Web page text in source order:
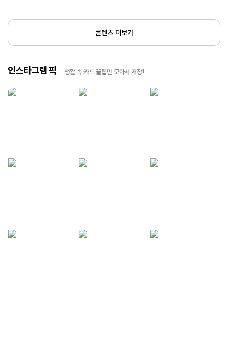
콘텐츠 더보기
인스타그램 픽 생활 속 카드 꿀팁만 모아서 저장!